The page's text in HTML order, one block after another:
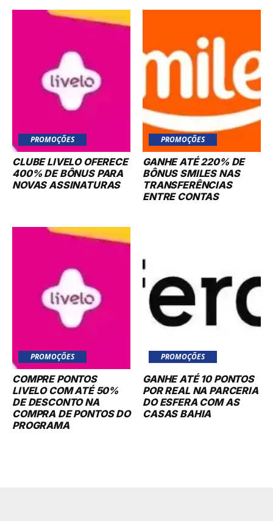
PROMOÇÕES
CLUBE LIVELO OFERECE
400% DE BÔNUS PARA
NOVAS ASSINATURAS
PROMOÇÕES
GANHE ATÉ 220% DE
BÔNUS SMILES NAS
TRANSFERÊNCIAS
ENTRE CONTAS
PROMOÇÕES
COMPRE PONTOS
LIVELO COM ATÉ 50%
DE DESCONTO NA
COMPRA DE PONTOS DO
PROGRAMA
PROMOÇÕES
GANHE ATÉ 10 PONTOS
POR REAL NA PARCERIA
DO ESFERA COM AS
CASAS BAHIA